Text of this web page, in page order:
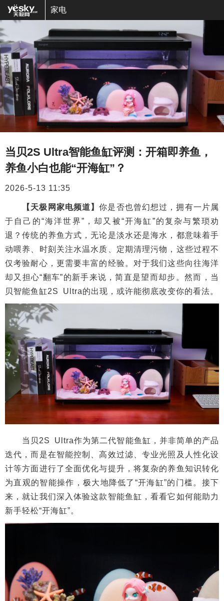
家电
当贝2S Ultra智能鱼缸评测：开箱即养鱼，
养鱼小白也能“开海缸”？
2026-5-13 11:35
【天极网家电频道】你是否也曾幻想过，拥有一片属
于自己的“海洋世界”，却又被“开海缸”的复杂与繁琐劝
退？传统的养鱼方式，无论是淡水还是海水，都意味着手
动喂养、时刻关注水温水质、定期清理污物，这些过程不
仅考验耐心，更需要丰富的经验。对于我们这些向往海洋
却又担心“翻车”的新手来说，简直是望而却步。然而，当
贝智能鱼缸2S Ultra的出现，或许能彻底改变你的看法。
当贝2S Ultra作为第二代智能鱼缸，并非简单的产品
迭代，而是在智能控制、高效过滤、专业光照及人性化设
计等方面进行了全面优化与提升，将复杂的养鱼知识转化
为直观的智能操作，极大地降低了“开海缸”的门槛。接下
来，就让我们深入体验这款智能鱼缸，看看它如何能助力
新手轻松“开海缸”。